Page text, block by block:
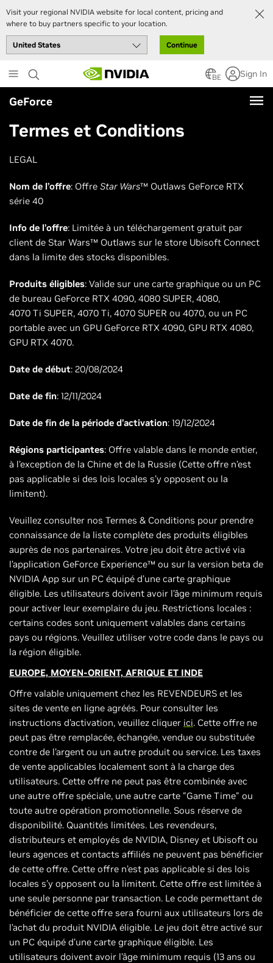
Visit your regional NVIDIA website for local content, pricing and
where to buy partners specific to your location.
Continue
to
main
content
BE Sign In
GeForce
Termes et Conditions
LEGAL
Nom de l’offre: Offre Star Wars™ Outlaws GeForce RTX
série 40
Info de l’offre: Limitée à un téléchargement gratuit par
client de Star Wars™ Outlaws sur le store Ubisoft Connect
dans la limite des stocks disponibles.
Produits éligibles: Valide sur une carte graphique ou un PC
de bureau GeForce RTX 4090, 4080 SUPER, 4080,
4070 Ti SUPER, 4070 Ti, 4070 SUPER ou 4070, ou un PC
portable avec un GPU GeForce RTX 4090, GPU RTX 4080,
GPU RTX 4070.
Date de début: 20/08/2024
Date de fin: 12/11/2024
Date de fin de la période d’activation: 19/12/2024
Régions participantes: Offre valable dans le monde entier,
à l’exception de la Chine et de la Russie (Cette offre n’est
pas applicable si des lois locales s’y opposent ou la
limitent).
Veuillez consulter nos Termes & Conditions pour prendre
connaissance de la liste complète des produits éligibles
auprès de nos partenaires. Votre jeu doit être activé via
l’application GeForce Experience™ ou sur la version beta de
NVIDIA App sur un PC équipé d’une carte graphique
éligible. Les utilisateurs doivent avoir l’âge minimum requis
pour activer leur exemplaire du jeu. Restrictions locales :
certains codes sont uniquement valables dans certains
pays ou régions. Veuillez utiliser votre code dans le pays ou
la région éligible.
EUROPE, MOYEN-ORIENT, AFRIQUE ET INDE
Offre valable uniquement chez les REVENDEURS et les
sites de vente en ligne agréés. Pour consulter les
instructions d’activation, veuillez cliquer ici. Cette offre ne
peut pas être remplacée, échangée, vendue ou substituée
contre de l’argent ou un autre produit ou service. Les taxes
de vente applicables localement sont à la charge des
utilisateurs. Cette offre ne peut pas être combinée avec
une autre offre spéciale, une autre carte "Game Time" ou
toute autre opération promotionnelle. Sous réserve de
disponibilité. Quantités limitées. Les revendeurs,
distributeurs et employés de NVIDIA, Disney et Ubisoft ou
leurs agences et contacts affiliés ne peuvent pas bénéficier
de cette offre. Cette offre n’est pas applicable si des lois
locales s’y opposent ou la limitent. Cette offre est limitée à
une seule personne par transaction. Le code permettant de
bénéficier de cette offre sera fourni aux utilisateurs lors de
l’achat du produit NVIDIA éligible. Le jeu doit être activé sur
un PC équipé d’une carte graphique éligible. Les
utilisateurs doivent avoir l’âge minimum requis (13 ans ou